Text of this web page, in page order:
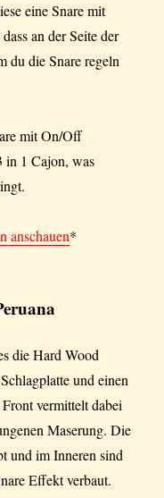
eine Snare mit
an der Seite der
du die Snare regeln
mit On/Off
in 1 Cajon, was
anschauen*
die Hard Wood
und einen
vermittelt dabei
Maserung. Die
und im Inneren sind
Effekt verbaut.